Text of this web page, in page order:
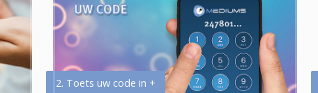
2. Toets uw code in +